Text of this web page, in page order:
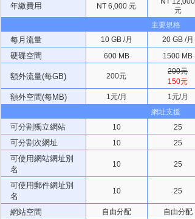
年繳費用 NT 6,000 元
元
主要規格
每月流量 10 GB /月 20 GB /月
硬碟空間 600 MB 1500 MB
額外流量(每GB) 200元
200元
150元
額外空間(每MB) 1元/月 1元/月
網址支援
可分割獨立網站 10 25
可分割次網址 10 25
可使用網站網址別
名
10 25
可使用郵件網址別
名
10 25
網站空間 自由分配 自由分配